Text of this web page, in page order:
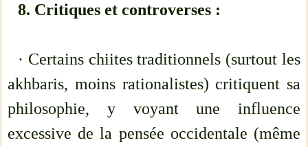
8. Critiques et controverses :
· Certains chiites traditionnels (surtout les
akhbaris, moins rationalistes) critiquent sa
philosophie, y voyant une influence
excessive de la pensée occidentale (même